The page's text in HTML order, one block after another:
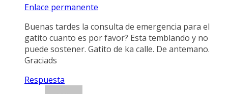
Enlace permanente
Buenas tardes la consulta de emergencia para el
gatito cuanto es por favor? Esta temblando y no
puede sostener. Gatito de ka calle. De antemano.
Graciads
Respuesta